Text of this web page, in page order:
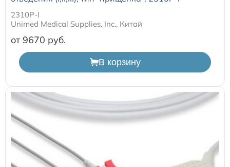
2310P-I
Unimed Medical Supplies, Inc., Китай
от 9670
В корзину